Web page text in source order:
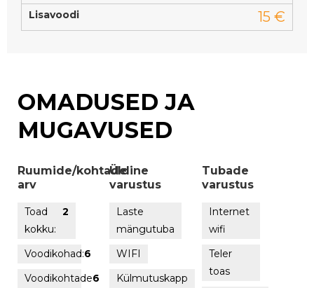
Lisavoodi 15 €
OMADUSED JA
MUGAVUSED
Ruumide/kohtade
arv
Toad
kokku:
2
Voodikohad:6
Voodikohtade6
Üldine
varustus
Laste
mängutuba
WIFI
Külmutuskapp
Tubade
varustus
Internet
wifi
Teler
toas